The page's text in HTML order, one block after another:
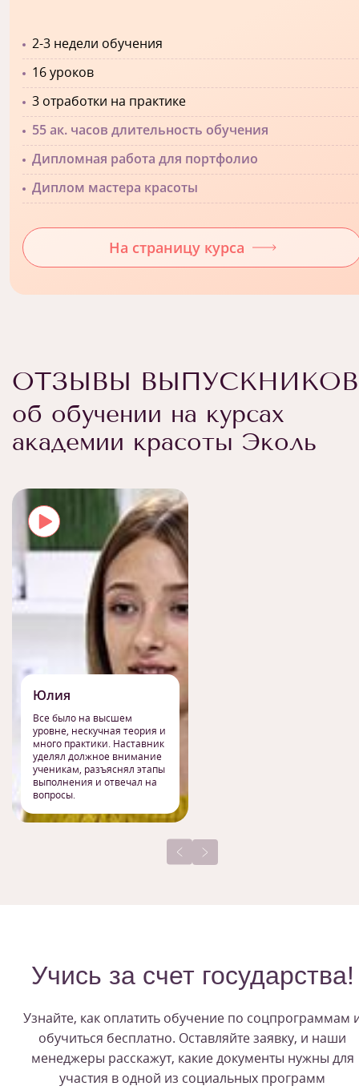
2-3 недели обучения
16 уроков
3 отработки на практике
55 ак. часов длительность обучения
Дипломная работа для портфолио
Диплом мастера красоты
На страницу курса
ОТЗЫВЫ ВЫПУСКНИКОВ
об обучении на курсах
академии красоты Эколь
Юлия
Все было на высшем
уровне, нескучная теория и
много практики. Наставник
уделял должное внимание
ученикам, разъяснял этапы
выполнения и отвечал на
вопросы.
Учись за счет государства!
Узнайте, как оплатить обучение по соцпрограммам
обучиться бесплатно. Оставляйте заявку, и наши
менеджеры расскажут, какие документы нужны для
участия в одной из социальных программ